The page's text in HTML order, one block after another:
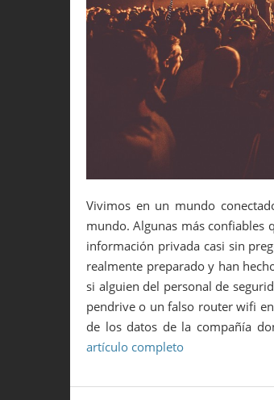
Vivimos en un mundo
mundo. Algunas más confiables
información privada casi sin
realmente preparado y han
si alguien del personal de
pendrive o un falso router wifi
de los datos de la compañía
artículo completo